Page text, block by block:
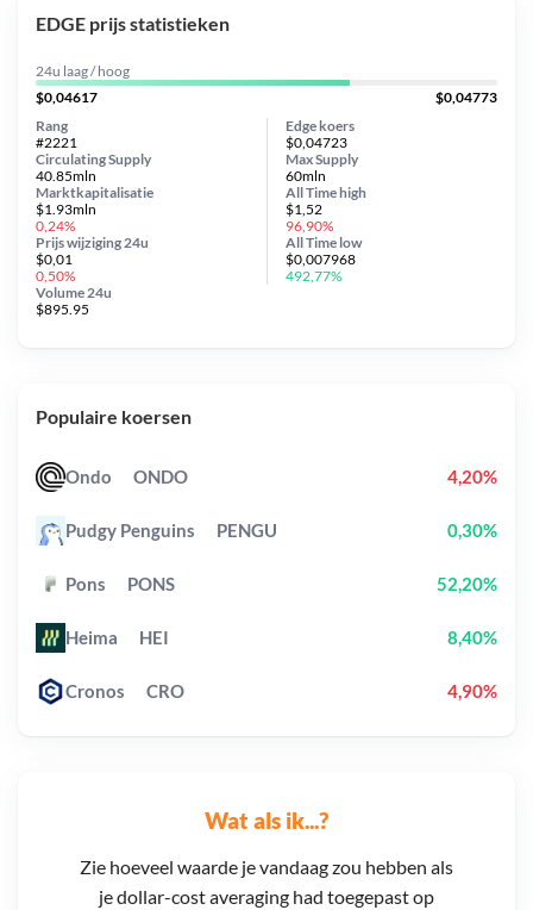
Wat als ik...?
Zie hoeveel waarde je vandaag zou hebben als
je dollar-cost averaging had toegepast op
EDGE prijs statistieken
24u laag / hoog
$0,04617
$0,04773
Edge koers
$0,04723
Circulating Supply
40.85mln
Prijs wijziging 24u
$0,01
0,50%
Max Supply
60mln
Marktkapitalisatie
$1.93mln
0,24%
Volume 24u
$895.95
Rang
#2221
All Timehigh
$1,52
96,90%
All Time low
$0,007968
492,77%
Populaire koersen
Ondo ONDO 4,20%
Pudgy Penguins PENGU 0,30%
Pons PONS 52,20%
Heima HEI 8,40%
Cronos CRO 4,90%